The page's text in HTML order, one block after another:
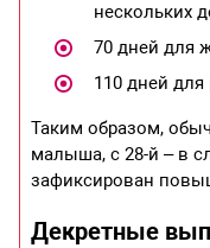
нескольких
70 дней для
110 дней
Таким образом,
малыша, с 28-й – в
зафиксирован
Декретные